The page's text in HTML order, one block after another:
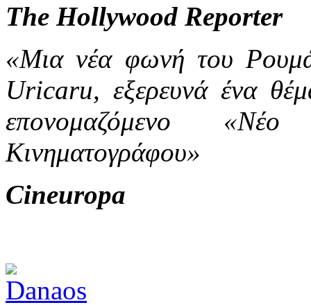
The Hollywood Reporter
«Μια νέα φωνή του
Uricaru, εξερευνά ένα
επονομαζόμενο
Κινηματογράφου»
Cineuropa